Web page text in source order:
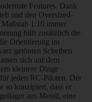
Features. Dank
und den Oversized-
1:10 immer
hilft zusätzlich die
Orientierung im
getönten Scheiben
sich auf dem
kleinere Dinge
jeden RC-Piloten. Der
so konzipiert, dass er
aus Metall, eine